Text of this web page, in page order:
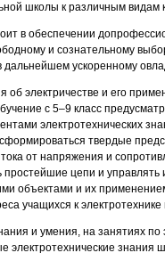
школы к различным видам
в обеспечении
и сознательному
дальнейшем ускоренному
об электричестве и его
с 5–9 класс
электротехнических
твердые
от напряжения и
простейшие цепи и
объектами и их
учащихся к
и умения, на занятиях
электротехнические знания